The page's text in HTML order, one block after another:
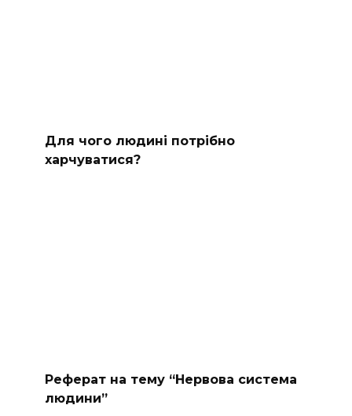
Для чого людині потрібно
харчуватися?
Реферат на тему “Нервова система
людини”